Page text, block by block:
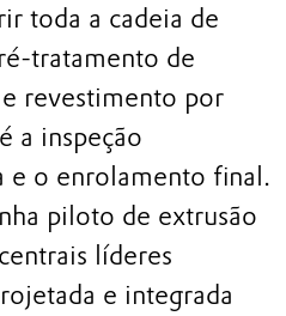
toda a cadeia de
tratamento de
revestimento por
a inspeção
e o enrolamento final.
piloto de extrusão
líderes
e integrada